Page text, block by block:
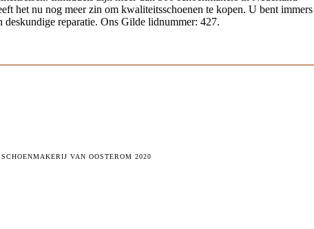
het nu nog meer zin om kwaliteitsschoenen te kopen. U bent immers
deskundige reparatie. Ons Gilde lidnummer: 427.
VAN OOSTEROM 2020